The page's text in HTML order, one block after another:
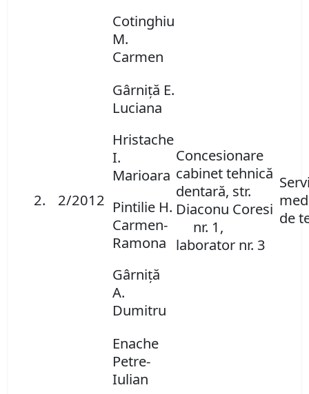
Cotinghiu
M.
Carmen
2. 2/2012
Gârniţă E.
Luciana
Hristache
I.
Marioara
Pintilie H.
Carmen-
Ramona
Gârniţă
A.
Dumitru
Concesionare
cabinet tehnică
dentară, str.
Diaconu Coresi
nr. 1,
laborator nr. 3
de
Enache
Petre-
Iulian